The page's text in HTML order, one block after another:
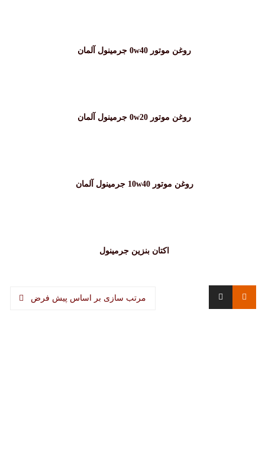
روغن موتور 0w40 جرمینول آلمان
روغن موتور 0w20 جرمینول آلمان
روغن موتور 10w40 جرمینول آلمان
اکتان بنزین جرمینول
مرتب سازی بر اساس پیش فرض